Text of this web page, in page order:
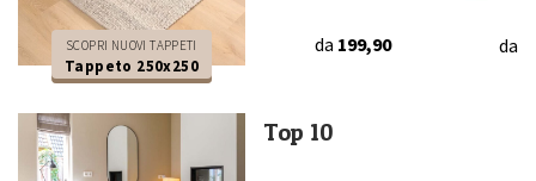
SCOPRI NUOVI TAPPETI
Tappeto 250x250
da 199,90 da
Top 10